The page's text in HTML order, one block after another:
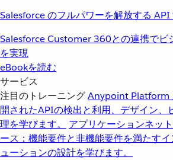
Salesforce のフルパワーを解放する API
Salesforce Customer 360との連携でビ
を実現
eBookを読む
サービス
注目のトレーニングAnypoint Platform
開されたAPIの検出と利用、デザイン、
理を学びます。
アプリケーションネッ
ース：機能要件と非機能要件を満たす
ューションの設計を学びます。